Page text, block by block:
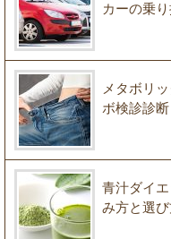
カーの乗
メタボリ
ボ検診診
青汁ダイ
み方と選